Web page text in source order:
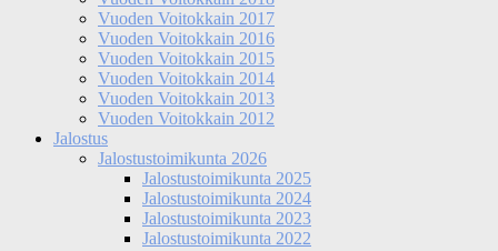
Vuoden Voitokkain 2017
Vuoden Voitokkain 2016
Vuoden Voitokkain 2015
Vuoden Voitokkain 2014
Vuoden Voitokkain 2013
Vuoden Voitokkain 2012
Jalostus
Jalostustoimikunta 2026
Jalostustoimikunta 2025
Jalostustoimikunta 2024
Jalostustoimikunta 2023
Jalostustoimikunta 2022